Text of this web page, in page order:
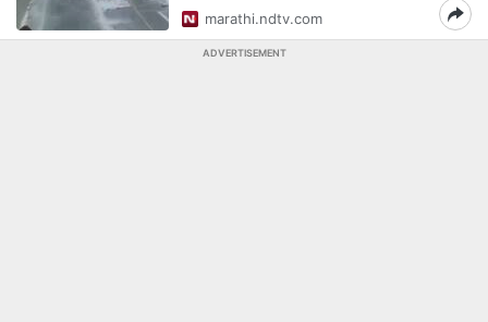
marathi.ndtv.com
ADVERTISEMENT